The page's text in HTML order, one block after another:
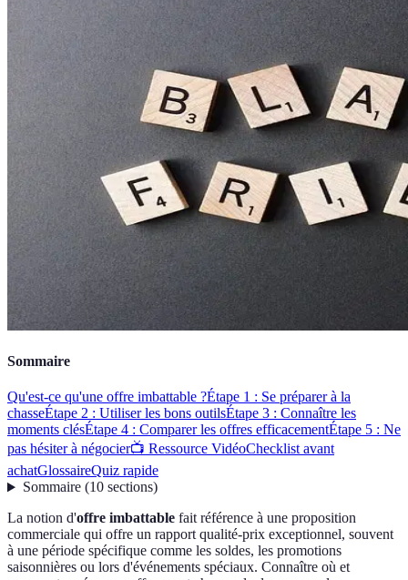
Sommaire
Qu'est-ce qu'une offre imbattable ?Étape 1 : Se préparer à la
chasseÉtape 2 : Utiliser les bons outilsÉtape 3 : Connaître les
moments clésÉtape 4 : Comparer les offres efficacementÉtape 5 : Ne
pas hésiter à négocier📺 Ressource VidéoChecklist avant
achatGlossaireQuiz rapide
Sommaire(10 sections)
La notion d'offre imbattable fait référence à une proposition
commerciale qui offre un rapport qualité-prix exceptionnel, souvent
à une période spécifique comme les soldes, les promotions
saisonnières ou lors d'événements spéciaux. Connaître où et